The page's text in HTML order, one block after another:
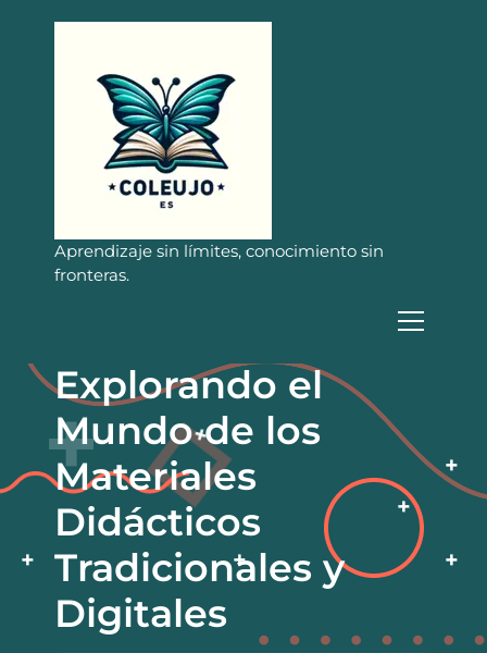
Aprendizaje sin límites, conocimiento sin
fronteras.
Explorando el
Mundo de los
Materiales
Didácticos
Tradicionales y
Digitales